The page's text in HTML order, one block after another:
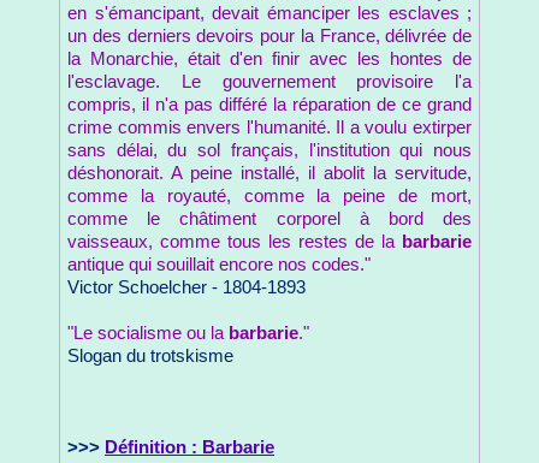
en s'émancipant, devait émanciper les esclaves ;
un des derniers devoirs pour la France, délivrée de
la Monarchie, était d'en finir avec les hontes de
l'esclavage. Le gouvernement provisoire l'a
compris, il n'a pas différé la réparation de ce grand
crime commis envers l'humanité. Il a voulu extirper
sans délai, du sol français, l'institution qui nous
déshonorait. A peine installé, il abolit la servitude,
comme la royauté, comme la peine de mort,
comme le châtiment corporel à bord des
vaisseaux, comme tous les restes de la barbarie
antique qui souillait encore nos codes."
Victor Schoelcher - 1804-1893
"Le socialisme ou la barbarie."
Slogan du trotskisme
>>> Définition : Barbarie